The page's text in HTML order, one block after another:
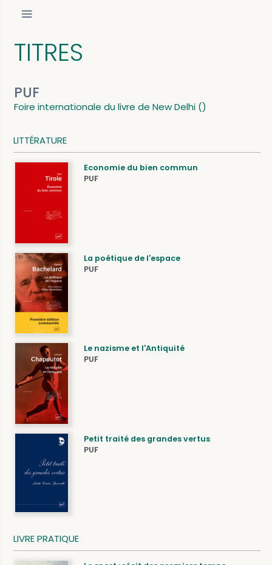
TITRES
PUF
Foire internationale du livre de New Delhi ()
LITTÉRATURE
Economie du bien commun
PUF
La poétique de l'espace
PUF
Le nazisme et l'Antiquité
PUF
Petit traité des grandes vertus
PUF
LIVRE PRATIQUE